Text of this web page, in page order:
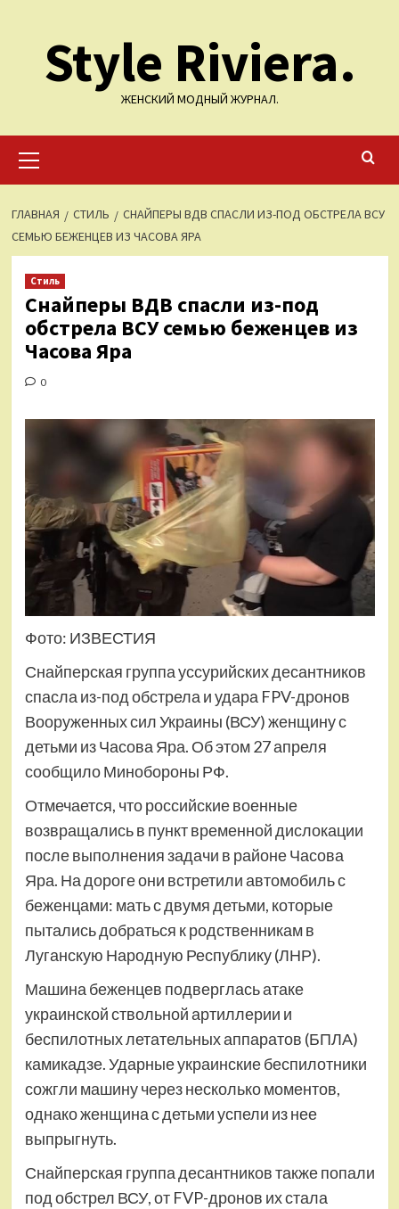
содержимомуStyle Riviera.
ЖЕНСКИЙ МОДНЫЙ ЖУРНАЛ.
меню
ГЛАВНАЯ СТИЛЬ
СНАЙПЕРЫ ВДВ СПАСЛИ ИЗ-ПОД ОБСТРЕЛА ВСУ
СЕМЬЮ БЕЖЕНЦЕВ ИЗ ЧАСОВА ЯРА
Стиль
Снайперы ВДВ спасли из-под
обстрела ВСУ семью беженцев из
Часова Яра
0
Фото: ИЗВЕСТИЯ
Снайперская группа уссурийских десантников
спасла из-под обстрела и удара FPV-дронов
Вооруженных сил Украины (ВСУ) женщину с
детьми из Часова Яра. Об этом 27 апреля
сообщило Минобороны РФ.
Отмечается, что российские военные
возвращались в пункт временной дислокации
после выполнения задачи в районе Часова
Яра. На дороге они встретили автомобиль с
беженцами: мать с двумя детьми, которые
пытались добраться к родственникам в
Луганскую Народную Республику (ЛНР).
Машина беженцев подверглась атаке
украинской ствольной артиллерии и
беспилотных летательных аппаратов (БПЛА)
камикадзе. Ударные украинские беспилотники
сожгли машину через несколько моментов,
однако женщина с детьми успели из нее
выпрыгнуть.
Снайперская группа десантников также попали
под обстрел ВСУ, от FVP-дронов их стала